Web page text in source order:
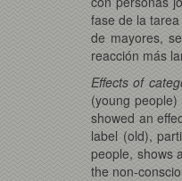
fase de la
de mayores,
reacción más
Effects of
(young
showed an
label (old),
people, shows
the non-